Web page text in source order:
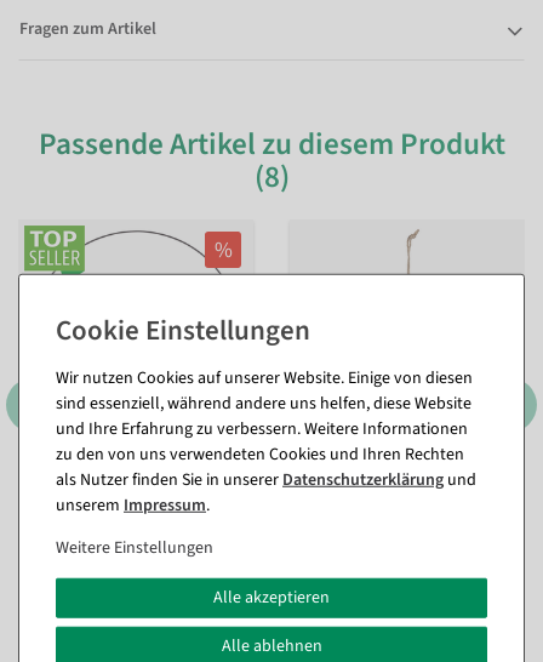
Fragen zum Artikel
Passende Artikel zu diesem Produkt
(8)
%
3er Set Dekoringe, schwarz
ca. 60 cm Ø, Metall
23,74 €
14,95 EUR zzgl. ges. MwSt.
Schwarze Deko Metallringe
mit Jute-Hänger in
In verschiedenen
ab 3,51 €
2,95 EUR zzgl. ges. MwSt.
Wir nutzen Cookies auf unserer Website. Einige von diesen
sind essenziell, während andere uns helfen, diese Website
und Ihre Erfahrung zu verbessern. Weitere Informationen
zu den von uns verwendeten Cookies und Ihren Rechten
als Nutzer finden Sie in unsererDaten­schutz­erklärung und
unserem Impressum.
Weitere Einstellungen
Alle akzeptieren
Alle ablehnen